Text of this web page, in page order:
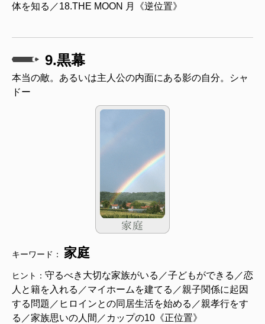
体を知る／18.THE MOON 月《逆位置》
9.黒幕
本当の敵。あるいは主人公の内面にある影の自分。シャ
ドー
キーワード： 家庭
ヒント： 守るべき大切な家族がいる／子どもができる／恋
人と籍を入れる／マイホームを建てる／親子関係に起因
する問題／ヒロインとの同居生活を始める／親孝行をす
る／家族思いの人間／カップの10《正位置》